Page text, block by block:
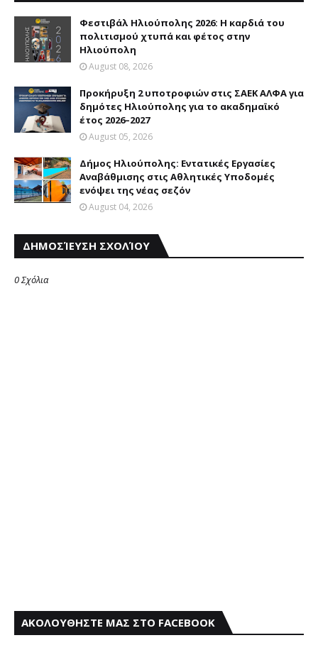
Φεστιβάλ Ηλιούπολης 2026: Η καρδιά του
πολιτισμού χτυπά και φέτος στην
Ηλιούπολη
August 08, 2026
Προκήρυξη 2 υποτροφιών στις ΣΑΕΚ ΑΛΦΑ για
δημότες Ηλιούπολης για το ακαδημαϊκό
έτος 2026–2027
August 05, 2026
Δήμος Ηλιούπολης: Eντατικές Eργασίες
Aναβάθμισης στις Aθλητικές Yποδομές
ενόψει της νέας σεζόν
August 04, 2026
ΔΗΜΟΣΊΕΥΣΗ ΣΧΟΛΊΟΥ
0 Σχόλια
ΑΚΟΛΟΥΘΗΣΤΕ ΜΑΣ ΣΤΟ FACEBOOK